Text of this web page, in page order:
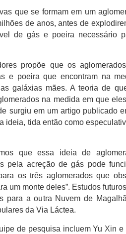
que se formam em um
de anos, antes de
de gás e poeira necessário
propõe que os
e poeira que encontram na
galáxias mães. A teoria de
na medida em que
surgiu em um artigo publicado
ideia, tida então como
que essa ideia de
pela acreção de gás pode
os três aglomerados que
um monte deles”. Estudos
para a outra Nuvem de
da Via Láctea.
de pesquisa incluem Yu Xin